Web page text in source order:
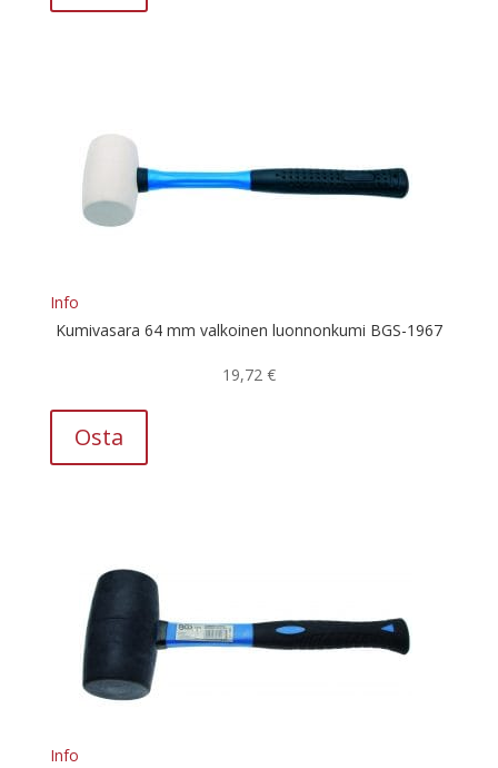
Info
Kumivasara 64 mm valkoinen luonnonkumi BGS-1967
19,72 €
Osta
Info